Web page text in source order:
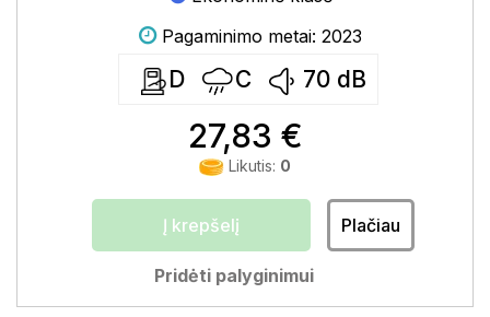
Pagaminimo metai: 2023
D C 70 dB
27,83 €
Likutis: 0
Į krepšelį Plačiau
Pridėti palyginimui